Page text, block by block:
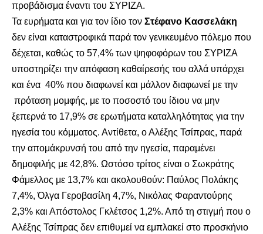
προβάδισμα έναντι του ΣΥΡΙΖΑ.
Τα ευρήματα και για τον ίδιο τον Στέφανο Κασσελάκη
δεν είναι καταστροφικά παρά τον γενικευμένο πόλεμο που
δέχεται, καθώς το 57,4% των ψηφοφόρων του ΣΥΡΙΖΑ
υποστηρίζει την απόφαση καθαίρεσής του αλλά υπάρχει
και ένα 40% που διαφωνεί και μάλλον διαφωνεί με την
πρόταση μομφής, με το ποσοστό του ίδιου να μην
ξεπερνά το 17,9% σε ερωτήματα καταλληλότητας για την
ηγεσία του κόμματος. Αντίθετα, ο Αλέξης Τσίπρας, παρά
την απομάκρυνσή του από την ηγεσία, παραμένει
δημοφιλής με 42,8%. Ωστόσο τρίτος είναι ο Σωκράτης
Φάμελλος με 13,7% και ακολουθούν: Παύλος Πολάκης
7,4%, Όλγα Γεροβασίλη 4,7%, Νικόλας Φαραντούρης
2,3% και Απόστολος Γκλέτσος 1,2%. Από τη στιγμή που ο
Αλέξης Τσίπρας δεν επιθυμεί να εμπλακεί στο προσκήνιο